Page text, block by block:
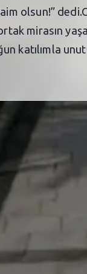
olsun!”
mirasın
katılımla